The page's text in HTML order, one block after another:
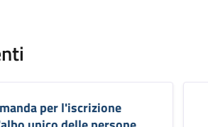
per l'iscrizione